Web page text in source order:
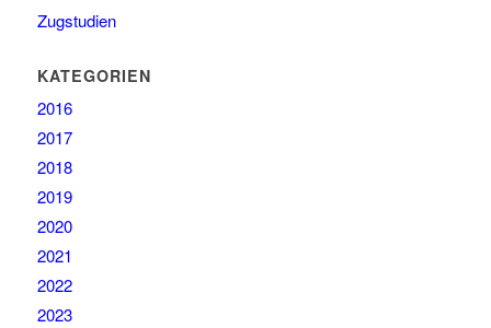
Zugstudien
KATEGORIEN
2016
2017
2018
2019
2020
2021
2022
2023